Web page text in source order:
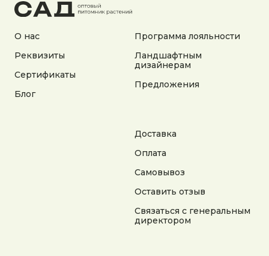
О нас
Реквизиты
Сертификаты
Блог
Программа лояльности
Ландшафтным
дизайнерам
Предложения
Доставка
Оплата
Самовывоз
Оставить отзыв
Связаться с генеральным
директором
Не является публичной офертой. Информация
Согласие на получение рекламной информации
Разработка сайта